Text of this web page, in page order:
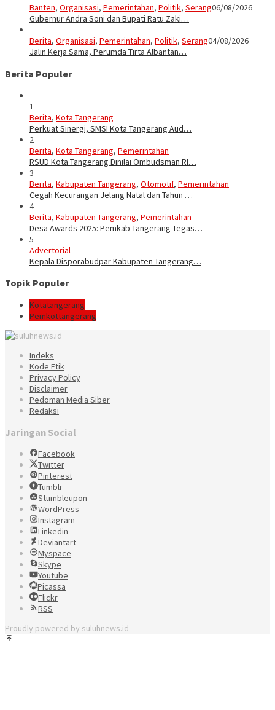
Banten, Organisasi, Pemerintahan, Politik, Serang06/08/2026
Gubernur Andra Soni dan Bupati Ratu Zaki…
Berita, Organisasi, Pemerintahan, Politik, Serang04/08/2026
Jalin Kerja Sama, Perumda Tirta Albantan…
Berita Populer
1
Berita, Kota Tangerang
Perkuat Sinergi, SMSI Kota Tangerang Aud…
2
Berita, Kota Tangerang, Pemerintahan
RSUD Kota Tangerang Dinilai Ombudsman RI…
3
Berita, Kabupaten Tangerang, Otomotif, Pemerintahan
Cegah Kecurangan Jelang Natal dan Tahun …
4
Berita, Kabupaten Tangerang, Pemerintahan
Desa Awards 2025: Pemkab Tangerang Tegas…
5
Advertorial
Kepala Disporabudpar Kabupaten Tangerang…
Topik Populer
Kotatangerang
Pemkottangerang
Indeks
Kode Etik
Privacy Policy
Disclaimer
Pedoman Media Siber
Redaksi
Jaringan Social
Facebook
Twitter
Pinterest
Tumblr
Stumbleupon
WordPress
Instagram
Linkedin
Deviantart
Myspace
Skype
Youtube
Picassa
Flickr
RSS
Proudly powered by suluhnews.id